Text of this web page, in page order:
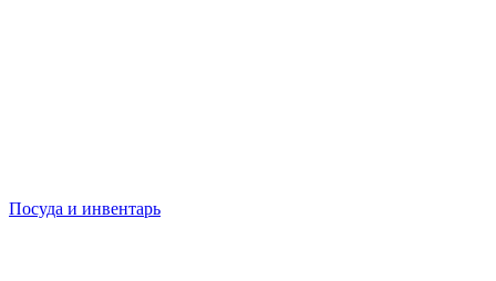
Посуда и инвентарь